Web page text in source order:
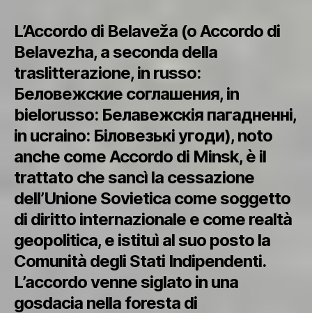
L’Accordo di Belaveža (o Accordo di
Belavezha, a seconda della
traslitterazione, in russo:
Беловежские соглашения, in
bielorusso: Белавежскія пагадненні,
in ucraino: Біловезькі угоди), noto
anche come Accordo di Minsk, è il
trattato che sancì la cessazione
dell’Unione Sovietica come soggetto
di diritto internazionale e come realtà
geopolitica, e istituì al suo posto la
Comunità degli Stati Indipendenti.
L’accordo venne siglato in una
gosdacia nella foresta di